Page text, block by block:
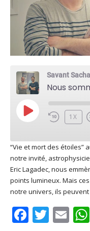
Savant
PLAY
EPISODE
1X
Apple Podcasts
Google Play
Podcast Addict
Spotify
RSS FEED
SHARE
LINK
“Vie et mort des étoiles”
notre invité,
Eric Lagadec, nous
points lumineux. Mais
notre univers, ils